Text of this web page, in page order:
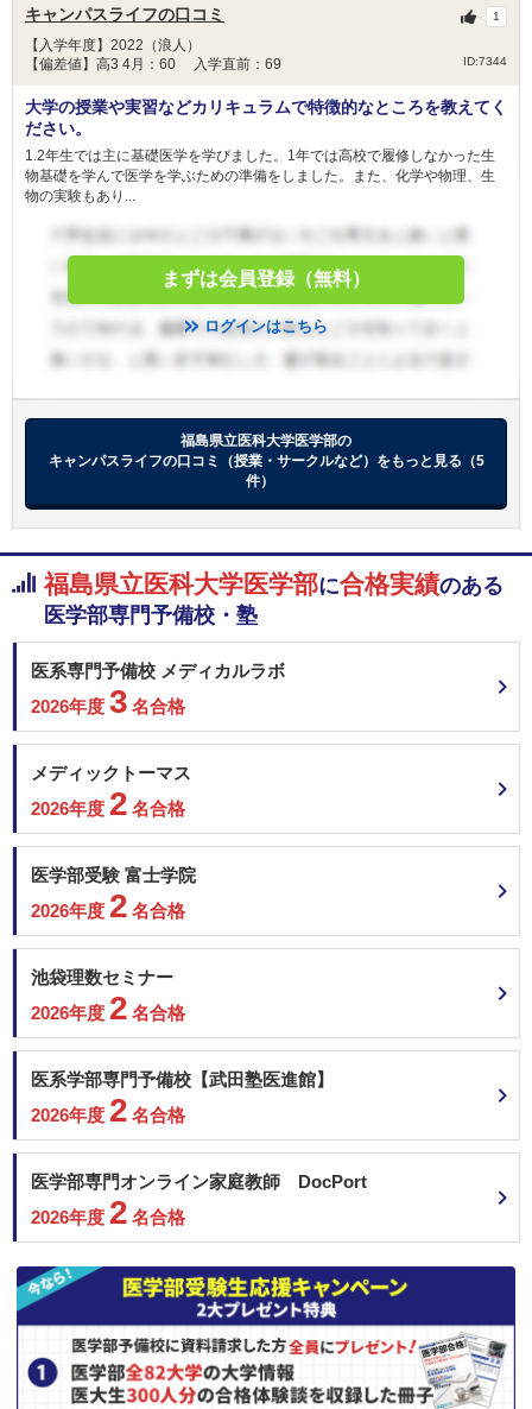
順天堂大学 地域枠選抜
順天堂大学 前期共通テスト利用
順天堂大学 一般 (A方式)
2月14日
昭和医科大学 新潟県地域枠
昭和医科大学 静岡県地域枠
昭和医科大学 茨城県地域枠
昭和医科大学 山梨県地域枠
昭和医科大学 長野県地域枠
昭和医科大学 一般選抜入試（Ⅰ期）
東海大学 静岡県地域枠
東海大学 神奈川地域枠
東海大学 大学入学共通テスト利用
東京女子医科大学 一般
聖マリアンナ医科大学 一般（前期）
藤田医科大学 共通テスト利用入試
関西医科大学 地域枠学校推薦型選抜（専願制）
関西医科大学 一般前期
福岡大学 共通テスト利用型（Ⅰ期）
福岡大学 一般
順天堂大学 地域枠選抜
順天堂大学 前期共通テスト利用
東京医科大学 一般
2月15日
北里大学 一般
東海大学 静岡県地域枠
東海大学 神奈川地域枠
東海大学 大学入学共通テスト利用
東海大学 一般入試
東京女子医科大学 一般
東邦大学 一般
聖マリアンナ医科大学 一般（前期）
近畿大学 共通テスト利用 前期
近畿大学 共通テスト利用 中期
順天堂大学 地域枠選抜
順天堂大学 前期共通テスト利用
順天堂大学 一般 (A方式)
2月16日
岩手医科大学 学士編入学者選抜
北里大学 一般
東邦大学 一般
金沢医科大学 一般前期
兵庫医科大学 一般選抜B（英語資格試験活用型）
（注１） の手法を取り入れた面接を実施します。また、面接に加え、総合
問題の結果を総合的に評価して選抜を行います （注１）
MMI（MultipleMiniInterview）とは、１回の面接ではなく、受験者が評価項
目 別の面接室を移動しながら、各々独立した短時間の面接を複数回行って
多面的に評価する面接手法です （注２）自己推薦書、特別活動に関する報
告書及び調査書は、面接の参考資料として活用します。 （注３）総合問題
の得点は、第１次選考で実施した筆記試験の成績を用います
キャンパスライフの口コミ
【入学年度】2022（浪人）
【偏差値】高3 4月：60 入学直前：69
ID:7344
1
大学の授業や実習などカリキュラムで特徴的なところを教えてく
ださい。
1.2年生では主に基礎医学を学びました。1年では高校で履修しなかった生
物基礎を学んで医学を学ぶための準備をしました。また、化学や物理、生
物の実験もあり...
まずは会員登録（無料）
ログインはこちら
福島県立医科大学医学部の
キャンパスライフの口コミ（授業・サークルなど）をもっと見る（5
件）
福島県立医科大学医学部に合格実績のある
医学部専門予備校・塾
医系専門予備校 メディカルラボ
2026年度 3 名合格
メディックトーマス
2026年度 2 名合格
医学部受験 富士学院
2026年度 2 名合格
池袋理数セミナー
2026年度 2 名合格
医系学部専門予備校【武田塾医進館】
2026年度 2 名合格
医学部専門オンライン家庭教師 DocPort
2026年度 2 名合格